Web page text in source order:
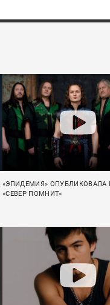
«ЭПИДЕМИЯ» ОПУБЛИКОВАЛА
«СЕВЕР ПОМНИТ»